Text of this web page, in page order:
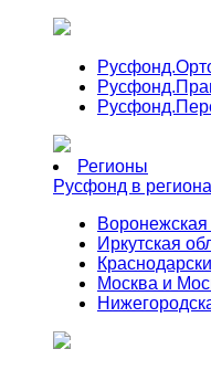
Русфонд.
Русфонд.
Русфонд.
Регионы
Русфонд в
Воронежская
Иркутская
Москва и